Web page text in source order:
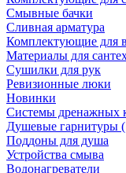
Смывные бачки
Сливная арматура
Комплектующие для
Материалы для
Сушилки для рук
Ревизионные люки
Новинки
Системы дренажных
Душевые гарнитуры
Поддоны для душа
Устройства смыва
Водонагреватели